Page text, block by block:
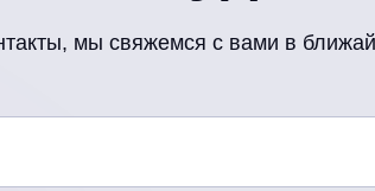
мы свяжемся с вами в